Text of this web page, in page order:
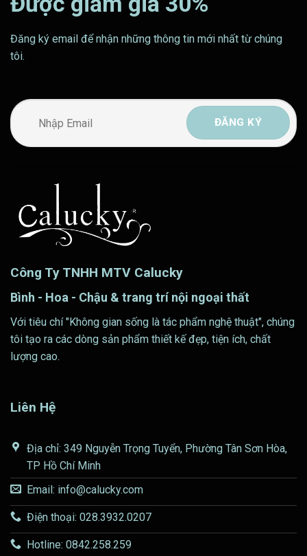
Đăng ký email để nhận những thông tin mới nhất từ chúng
tôi.
Công Ty TNHH MTV Calucky
Bình - Hoa - Chậu & trang trí nội ngoại thất
Với tiêu chí "Không gian sống là tác phẩm nghệ thuật", chúng
tôi tạo ra các dòng sản phẩm thiết kế đẹp, tiện ích, chất
lượng cao.
Liên Hệ
Địa chỉ: 349 Nguyễn Trọng Tuyển, Phường Tân Sơn Hòa,
TP Hồ Chí Minh
Email: info@calucky.com
Điện thoại: 028.3932.0207
Hotline: 0842.258.259